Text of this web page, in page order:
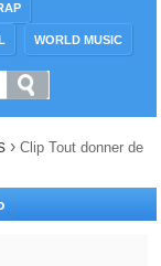
WORLD MUSIC
› Clip Tout donner de